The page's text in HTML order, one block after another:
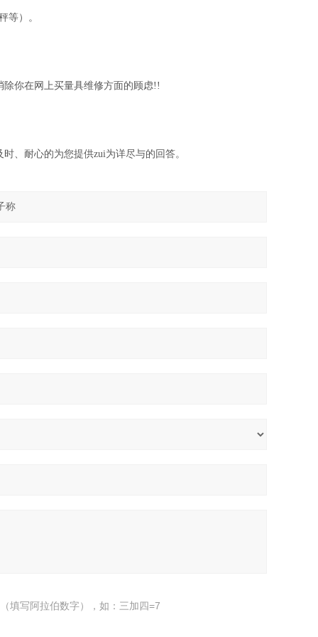
等）。
你在网上买量具维修方面的顾虑!!
、耐心的为您提供zui为详尽与的回答。
填写阿拉伯数字），如：三加四=7